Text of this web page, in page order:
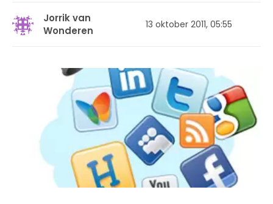
Jorrik van
Wonderen
13 oktober 2011, 05:55